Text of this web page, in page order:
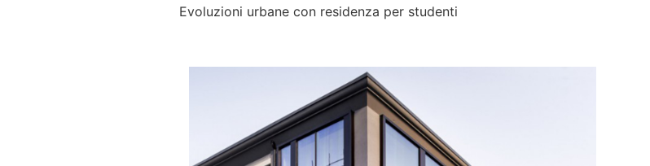
Evoluzioni urbane con residenza per studenti